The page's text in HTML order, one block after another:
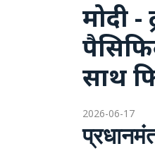
मोदी
साथ
2026-06-17